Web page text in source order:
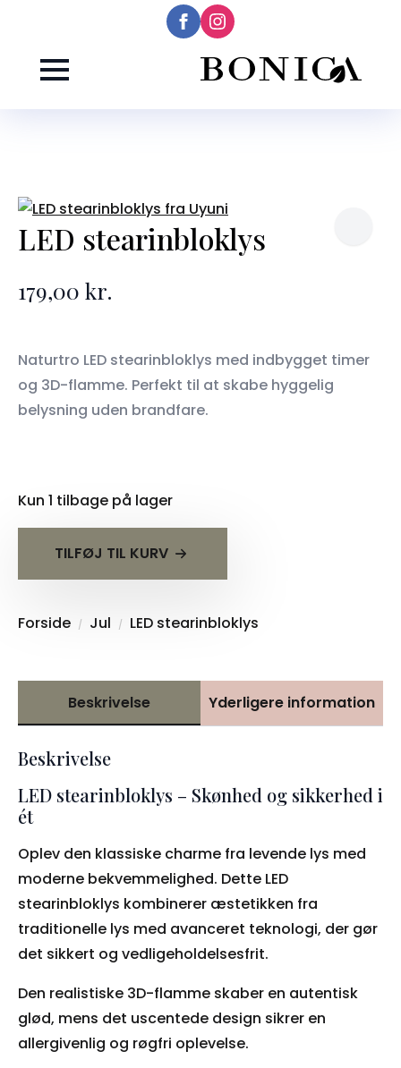
LED stearinbloklys
179,00 kr.
Naturtro LED stearinbloklys med indbygget timer
og 3D-flamme. Perfekt til at skabe hyggelig
belysning uden brandfare.
Kun 1 tilbage på lager
TILFØJ TIL KURV
Forside Jul LED stearinbloklys
Beskrivelse Yderligere information
Beskrivelse
LED stearinbloklys – Skønhed og sikkerhed i
ét
Oplev den klassiske charme fra levende lys med
moderne bekvemmelighed. Dette LED
stearinbloklys kombinerer æstetikken fra
traditionelle lys med avanceret teknologi, der gør
det sikkert og vedligeholdelsesfrit.
Den realistiske 3D-flamme skaber en autentisk
glød, mens det uscentede design sikrer en
allergivenlig og røgfri oplevelse.